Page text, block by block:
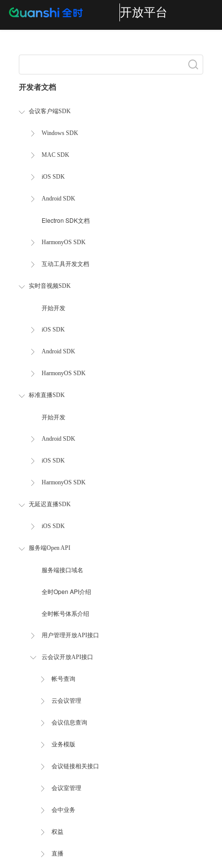
开放平台
开发者文档
会议客户端SDK
Windows SDK
MAC SDK
iOS SDK
Android SDK
Electron SDK文档
HarmonyOS SDK
互动工具开发文档
实时音视频SDK
开始开发
iOS SDK
Android SDK
HarmonyOS SDK
标准直播SDK
开始开发
Android SDK
iOS SDK
HarmonyOS SDK
无延迟直播SDK
iOS SDK
服务端Open API
服务端接口域名
全时Open API介绍
全时帐号体系介绍
用户管理开放API接口
云会议开放API接口
帐号查询
云会议管理
会议信息查询
业务模版
会议链接相关接口
会议室管理
会中业务
权益
直播